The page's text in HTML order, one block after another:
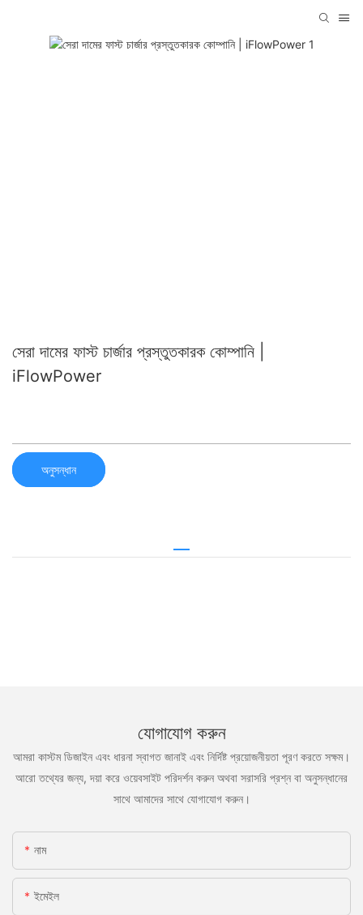
সেরা দামের ফাস্ট চার্জার প্রস্তুতকারক কোম্পানি |
iFlowPower
অনুসন্ধান
যোগাযোগ করুন
আমরা কাস্টম ডিজাইন এবং ধারনা স্বাগত জানাই এবং নির্দিষ্ট প্রয়োজনীয়তা পূরণ করতে সক্ষম।
আরো তথ্যের জন্য, দয়া করে ওয়েবসাইট পরিদর্শন করুন অথবা সরাসরি প্রশ্ন বা অনুসন্ধানের
সাথে আমাদের সাথে যোগাযোগ করুন।
নাম
ইমেইল